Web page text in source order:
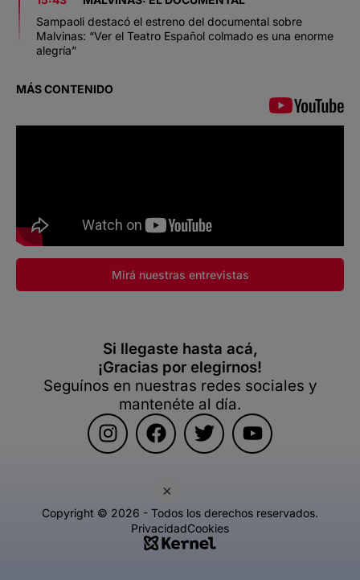
×
Sampaoli destacó el estreno del documental sobre
Malvinas: “Ver el Teatro Español colmado es una enorme
alegría”
MÁS CONTENIDO
Mirá nuestras entrevistas
Si llegaste hasta acá,
¡Gracias por elegirnos!
Seguínos en nuestras redes sociales y
mantenéte al día.
Copyright © 2026 - Todos los derechos reservados.
PrivacidadCookies